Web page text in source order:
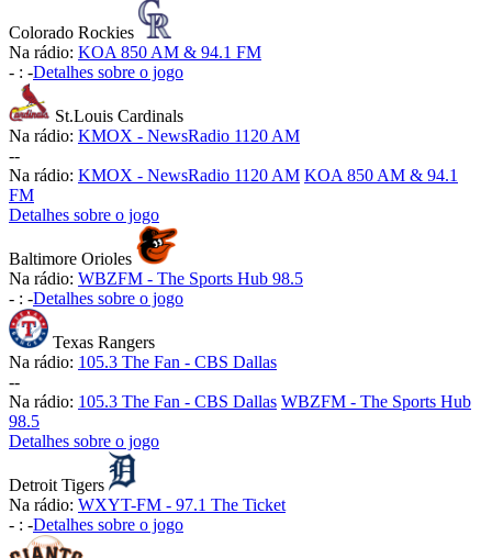
Colorado Rockies
Na rádio: KOA 850 AM & 94.1 FM
- : -Detalhes sobre o jogo
St.Louis Cardinals
Na rádio: KMOX - NewsRadio 1120 AM
--
Na rádio: KMOX - NewsRadio 1120 AM KOA 850 AM & 94.1
FM
Detalhes sobre o jogo
Baltimore Orioles
Na rádio: WBZFM - The Sports Hub 98.5
- : -Detalhes sobre o jogo
Texas Rangers
Na rádio: 105.3 The Fan - CBS Dallas
--
Na rádio: 105.3 The Fan - CBS Dallas WBZFM - The Sports Hub
98.5
Detalhes sobre o jogo
Detroit Tigers
Na rádio: WXYT-FM - 97.1 The Ticket
- : -Detalhes sobre o jogo